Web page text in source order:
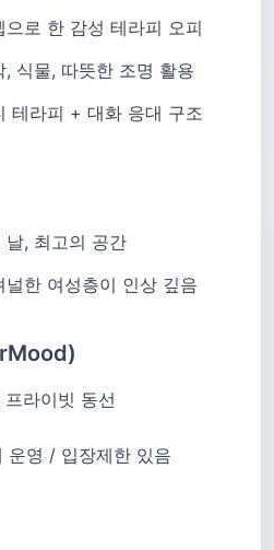
로 한 감성 테라피 오피
식물, 따뜻한 조명 활용
테라피 + 대화 응대 구조
날, 최고의 공간
한 여성층이 인상 깊음
라이빗 동선
운영 / 입장제한 있음